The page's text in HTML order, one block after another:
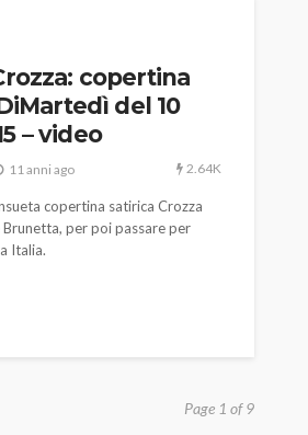
copertina
del 10
– video
11 anni ago 2.64K
copertina satirica Crozza
Brunetta, per poi passare per
Italia.
Page 1 of 9